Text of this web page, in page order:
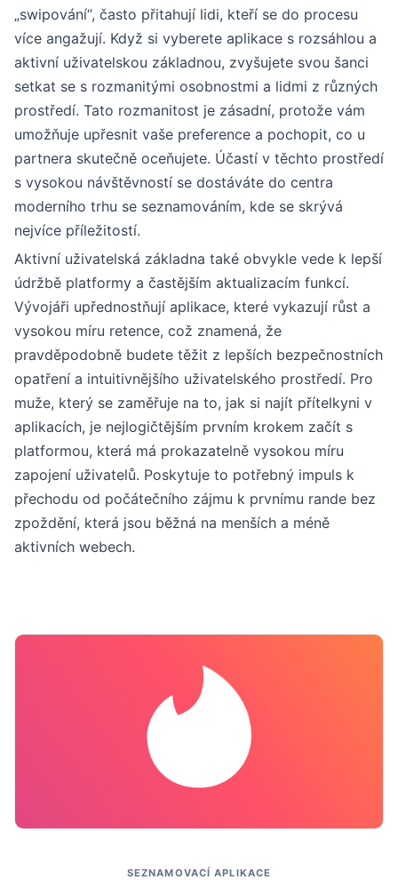
„swipování“, často přitahují lidi, kteří se do procesu
více angažují. Když si vyberete aplikace s rozsáhlou a
aktivní uživatelskou základnou, zvyšujete svou šanci
setkat se s rozmanitými osobnostmi a lidmi z různých
prostředí. Tato rozmanitost je zásadní, protože vám
umožňuje upřesnit vaše preference a pochopit, co u
partnera skutečně oceňujete. Účastí v těchto prostředí
s vysokou návštěvností se dostáváte do centra
moderního trhu se seznamováním, kde se skrývá
nejvíce příležitostí.
Aktivní uživatelská základna také obvykle vede k lepší
údržbě platformy a častějším aktualizacím funkcí.
Vývojáři upřednostňují aplikace, které vykazují růst a
vysokou míru retence, což znamená, že
pravděpodobně budete těžit z lepších bezpečnostních
opatření a intuitivnějšího uživatelského prostředí. Pro
muže, který se zaměřuje na to, jak si najít přítelkyni v
aplikacích, je nejlogičtějším prvním krokem začít s
platformou, která má prokazatelně vysokou míru
zapojení uživatelů. Poskytuje to potřebný impuls k
přechodu od počátečního zájmu k prvnímu rande bez
zpoždění, která jsou běžná na menších a méně
aktivních webech.
SEZNAMOVACÍ APLIKACE